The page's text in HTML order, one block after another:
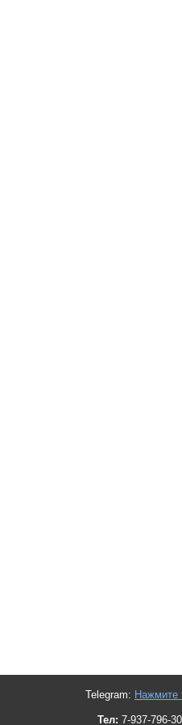
Telegram: Нажмите
Тел: 7-937-796-